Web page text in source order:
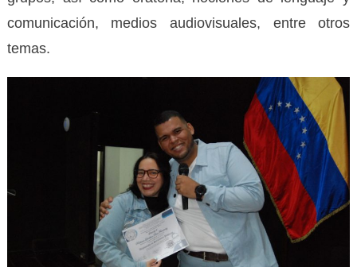
comunicación, medios audiovisuales, entre otros
temas.